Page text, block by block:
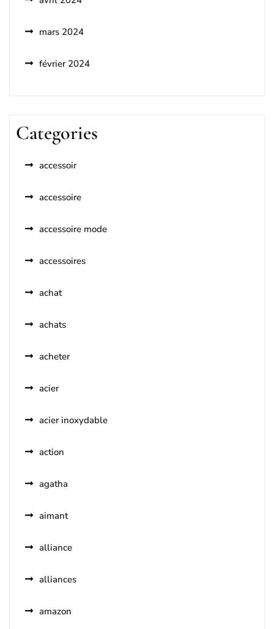
mars 2024
février 2024
Categories
accessoir
accessoire
accessoire mode
accessoires
achat
achats
acheter
acier
acier inoxydable
action
agatha
aimant
alliance
alliances
amazon